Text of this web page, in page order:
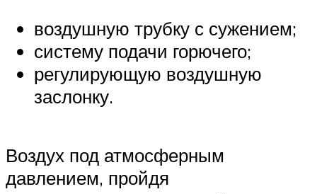
воздушную трубку с сужением;
систему подачи горючего;
регулирующую воздушную
заслонку.
Воздух под атмосферным
давлением, пройдя